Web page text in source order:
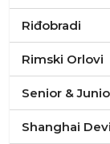
Riđobradi
Rimski Orlovi
Senior &
Shanghai